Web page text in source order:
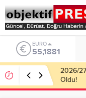
ALTIN
6.660,55
Haliliye
Yemek